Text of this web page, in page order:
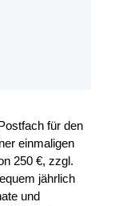
für den
einmaligen
250 €, zzgl.
jährlich
und